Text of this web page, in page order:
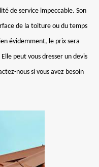
de service impeccable. Son
de la toiture ou du temps
évidemment, le prix sera
peut vous dresser un devis
nous si vous avez besoin